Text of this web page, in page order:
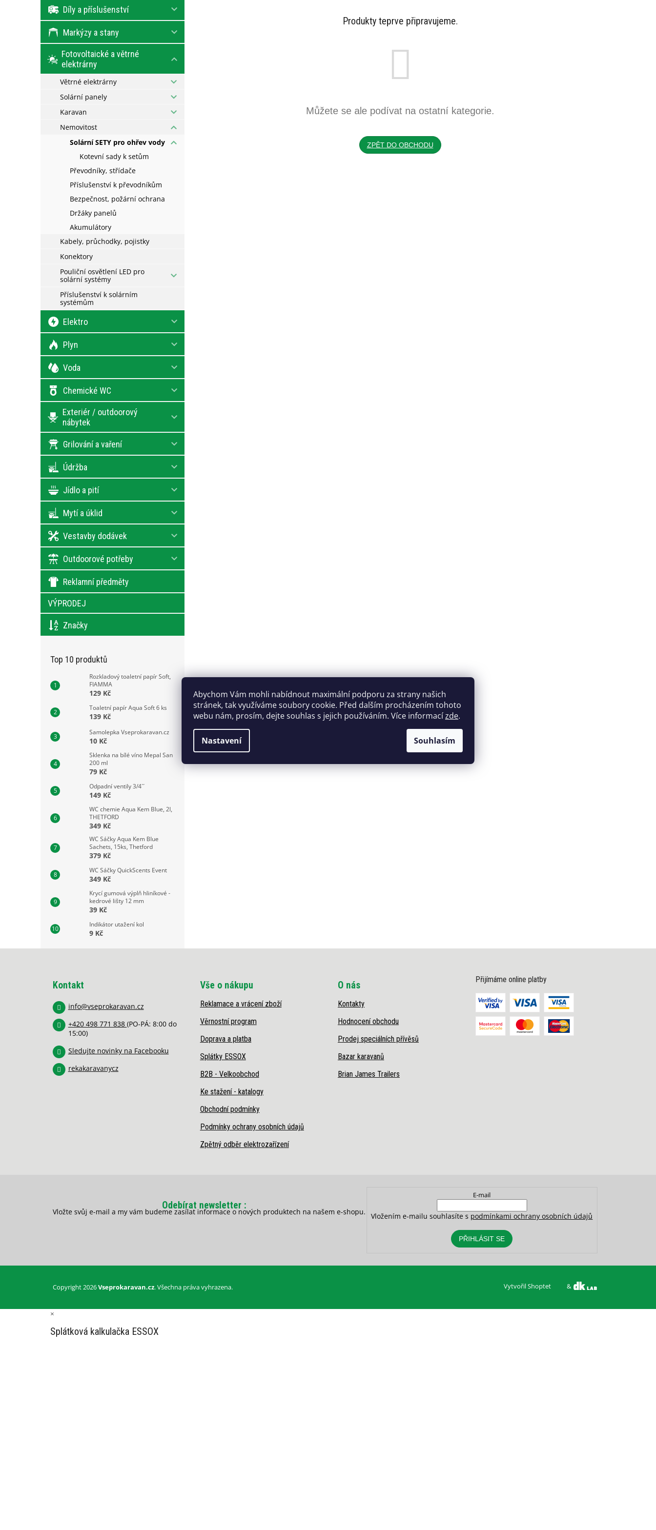
Abychom Vám mohli nabídnout maximální podporu za strany našich
stránek, tak využíváme soubory cookie. Před dalším procházením tohoto
webu nám, prosím, dejte souhlas s jejich používáním. Více informacízde.
Nastavení Souhlasím
Díly a příslušenství
Markýzy a stany
Fotovoltaické a větrné
elektrárny
Větrné elektrárny
Solární panely
Karavan
Nemovitost
Solární SETY pro ohřev vody
Kotevní sady k setům
Převodníky, střídače
Příslušenství k převodníkům
Bezpečnost, požární ochrana
Držáky panelů
Akumulátory
Kabely, průchodky, pojistky
Konektory
Pouliční osvětlení LED pro
solární systémy
Příslušenství k solárním
systémům
Elektro
Plyn
Voda
Chemické WC
Exteriér / outdoorový
nábytek
Grilování a vaření
Údržba
Jídlo a pití
Mytí a úklid
Vestavby dodávek
Outdoorové potřeby
Reklamní předměty
VÝPRODEJ
Značky
Top 10 produktů
Rozkladový toaletní papír Soft,
FIAMMA
129 Kč
Toaletní papír Aqua Soft 6 ks
139 Kč
Samolepka Vseprokaravan.cz
10 Kč
Sklenka na bílé víno Mepal San
200 ml
79 Kč
Odpadní ventily 3/4´´
149 Kč
WC chemie Aqua Kem Blue, 2l,
THETFORD
349 Kč
WC Sáčky Aqua Kem Blue
Sachets, 15ks, Thetford
379 Kč
WC Sáčky QuickScents Event
349 Kč
Krycí gumová výplň hliníkové -
kedrové lišty 12 mm
39 Kč
Indikátor utažení kol
9 Kč
Produkty teprve připravujeme.
Můžete se ale podívat na ostatní kategorie.
ZPĚT DO OBCHODU
Kontakt
info@vseprokaravan.cz
+420 498 771 838 (PO-PÁ: 8:00 do
15:00)
Sledujte novinky na Facebooku
rekakaravanycz
Vše o nákupu
Reklamace a vrácení zboží
Věrnostní program
Doprava a platba
Splátky ESSOX
B2B - Velkoobchod
Ke stažení - katalogy
Obchodní podmínky
Podmínky ochrany osobních údajů
Zpětný odběr elektrozařízení
O nás
Kontakty
Hodnocení obchodu
Prodej speciálních přívěsů
Bazar karavanů
Brian James Trailers
Přijímáme online platby
Odebírat newsletter
Vložte svůj e-mail a my vám budeme zasílat informace o nových produktech na našem e-shopu.
E-mail
Vložením e-mailu souhlasíte s podmínkami ochrany osobních údajů
PŘIHLÁSIT SE
Vytvořil Shoptet &
Copyright 2026Vseprokaravan.cz. Všechna práva vyhrazena.
×
Splátková kalkulačka ESSOX